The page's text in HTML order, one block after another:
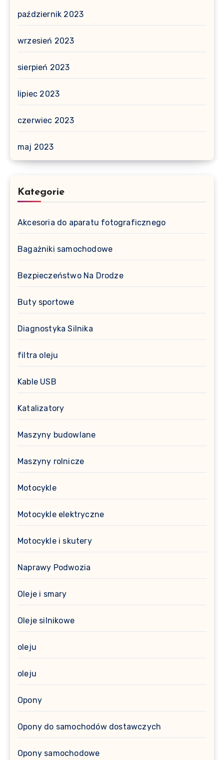
październik 2023
wrzesień 2023
sierpień 2023
lipiec 2023
czerwiec 2023
maj 2023
Kategorie
Akcesoria do aparatu fotograficznego
Bagażniki samochodowe
Bezpieczeństwo Na Drodze
Buty sportowe
Diagnostyka Silnika
filtra oleju
Kable USB
Katalizatory
Maszyny budowlane
Maszyny rolnicze
Motocykle
Motocykle elektryczne
Motocykle i skutery
Naprawy Podwozia
Oleje i smary
Oleje silnikowe
oleju
oleju
Opony
Opony do samochodów dostawczych
Opony samochodowe